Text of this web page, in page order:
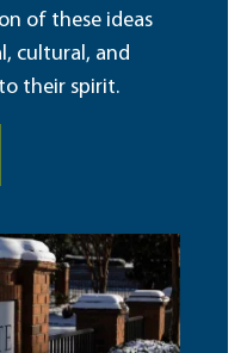
of these ideas
cultural, and
their spirit.